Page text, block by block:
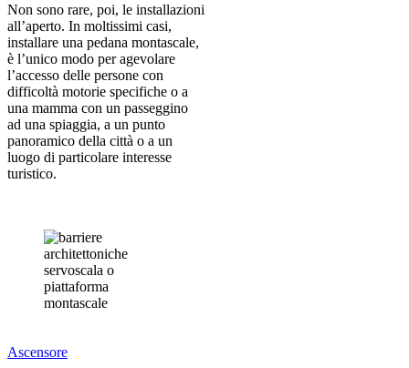
Non sono rare, poi, le installazioni
all’aperto. In moltissimi casi,
installare una pedana montascale,
è l’unico modo per agevolare
l’accesso delle persone con
difficoltà motorie specifiche o a
una mamma con un passeggino
ad una spiaggia, a un punto
panoramico della città o a un
luogo di particolare interesse
turistico.
Ascensore